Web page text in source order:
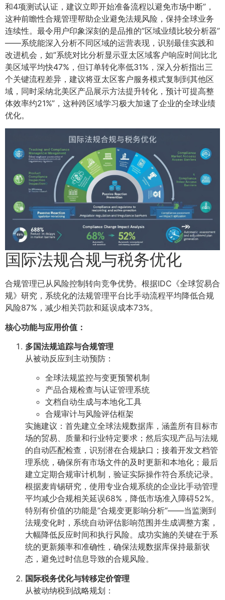
和4项测试认证，建议立即开始准备流程以避免市场中断”，
这种前瞻性合规管理帮助企业避免法规风险，保持全球业务
连续性。最令用户印象深刻的是品推的”区域业绩比较分析器”
——系统能深入分析不同区域的运营表现，识别最佳实践和
改进机会，如”系统对比分析显示亚太区域客户响应时间比北
美区域平均快47%，但订单转化率低31%，深入分析指出三
个关键流程差异，建议将亚太区客户服务模式复制到其他区
域，同时采纳北美区产品展示方法提升转化，预计可提高整
体效率约21%”，这种跨区域学习极大加速了企业的全球业绩
优化。
国际法规合规与税务优化
合规管理已从风险控制转向竞争优势。根据IDC《全球贸易合
规》研究，系统化的法规管理平台比手动流程平均降低合规
风险87%，减少相关罚款和延误成本73%。
核心功能与应用价值：
多国法规追踪与合规管理
从被动反应到主动预防：
全球法规监控与变更预警机制
产品合规检查与认证管理系统
文档自动生成与本地化工具
合规审计与风险评估框架
实施建议：首先建立全球法规数据库，涵盖所有目标市
场的贸易、质量和行业特定要求；然后实现产品与法规
的自动匹配检查，识别潜在合规缺口；接着开发文档管
理系统，确保所有市场文件的及时更新和本地化；最后
建立定期合规审计机制，验证实际操作符合系统记录。
根据麦肯锡研究，使用专业合规系统的企业比手动管理
平均减少合规相关延误68%，降低市场准入障碍52%。
特别有价值的功能是”合规变更影响分析”——当监测到
法规变化时，系统自动评估影响范围并生成调整方案，
大幅降低反应时间和执行风险。成功实施的关键在于系
统的更新频率和准确性，确保法规数据库保持最新状
态，避免过时信息导致的合规风险。
国际税务优化与转移定价管理
从被动纳税到战略规划：